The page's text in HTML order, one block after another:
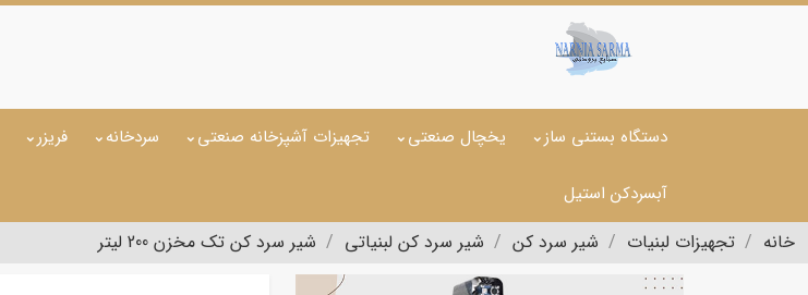
دستگاه بستنی ساز یخچال صنعتی تجهیزات آشپزخانه صنعتی سردخانه فریزر
آبسردکن استیل
خانه تجهیزات لبنیات شیر سرد کن شیر سرد کن لبنیاتی شیر سرد کن تک مخزن 200 لیتر